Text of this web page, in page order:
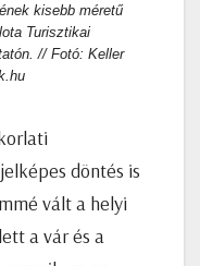
kisebb méretű
Turisztikai
// Fotó: Keller
döntés is
vált a helyi
a vár és a